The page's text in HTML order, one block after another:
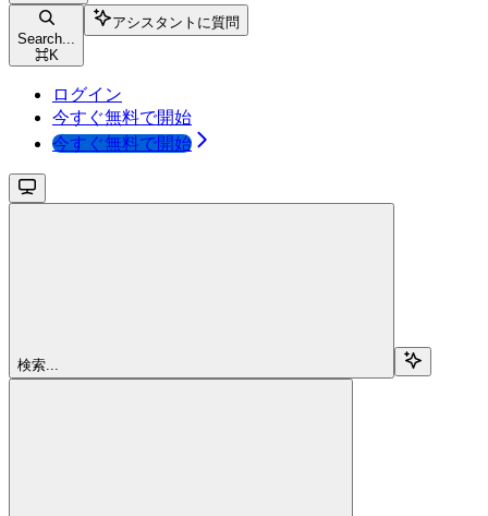
Search...
⌘K
アシスタントに質問
ログイン
今すぐ無料で開始
今すぐ無料で開始
検索...